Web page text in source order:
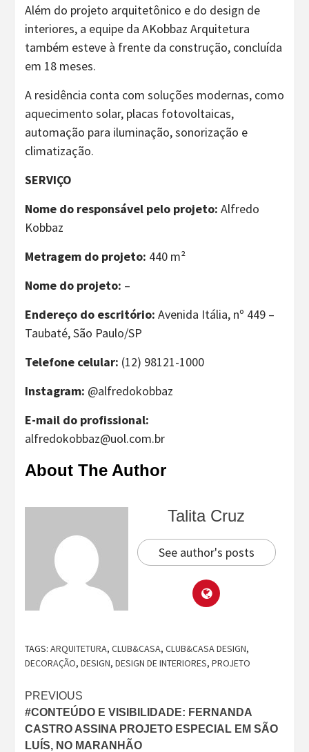
Além do projeto arquitetônico e do design de
interiores, a equipe da AKobbaz Arquitetura
também esteve à frente da construção, concluída
em 18 meses.
A residência conta com soluções modernas, como
aquecimento solar, placas fotovoltaicas,
automação para iluminação, sonorização e
climatização.
SERVIÇO
Nome do responsável pelo projeto: Alfredo
Kobbaz
Metragem do projeto: 440 m²
Nome do projeto: –
Endereço do escritório: Avenida Itália, nº 449 –
Taubaté, São Paulo/SP
Telefone celular: (12) 98121-1000
Instagram: @alfredokobbaz
E-mail do profissional:
alfredokobbaz@uol.com.br
About The Author
Talita Cruz
See author's posts
TAGS: ARQUITETURA, CLUB&CASA, CLUB&CASA DESIGN,
DECORAÇÃO, DESIGN, DESIGN DE INTERIORES, PROJETO
Continue
Reading
PREVIOUS
#CONTEÚDO E VISIBILIDADE: FERNANDA
CASTRO ASSINA PROJETO ESPECIAL EM SÃO
LUÍS, NO MARANHÃO